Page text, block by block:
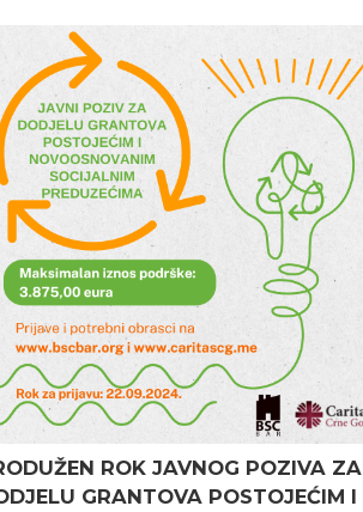
ROK JAVNOG POZIVA ZA
GRANTOVA POSTOJEĆIM I